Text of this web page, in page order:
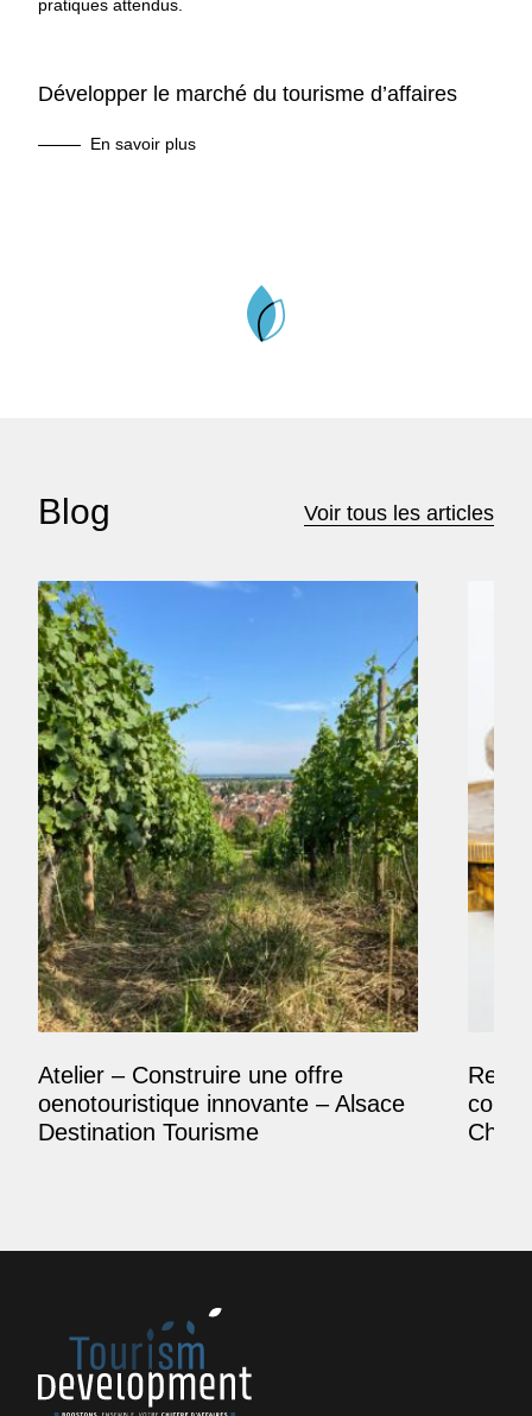
pratiques attendus.
Développer le marché du tourisme d’affaires
En savoir plus
Blog Voir tous les articles
Atelier – Construire une offre
oenotouristique innovante – Alsace
Destination Tourisme